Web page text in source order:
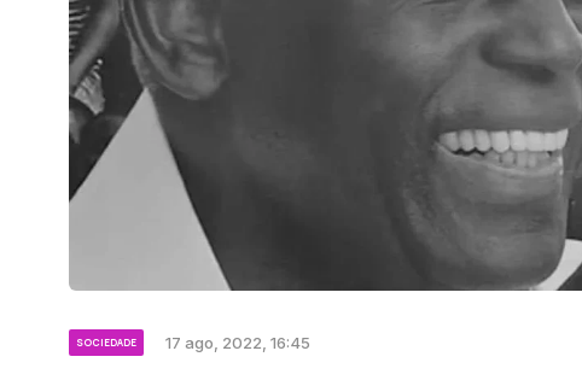
SOCIEDADE 17 ago, 2022, 16:45